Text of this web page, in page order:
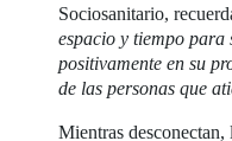
Sociosanitario,
espacio y tiempo para
positivamente en su
de las personas que
Mientras